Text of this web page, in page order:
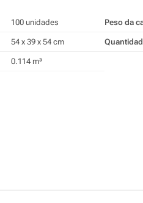
100 unidades
54 x 39 x 54 cm
0.114 m³
Peso da